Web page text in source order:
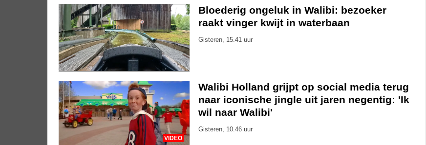
Bloederig ongeluk in Walibi: bezoeker
raakt vinger kwijt in waterbaan
Gisteren, 15.41 uur
VIDEO
Walibi Holland grijpt op social media terug
naar iconische jingle uit jaren negentig: 'Ik
wil naar Walibi'
Gisteren, 10.46 uur